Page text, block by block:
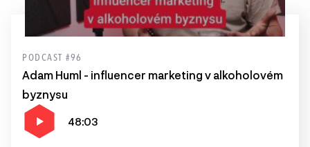
PODCAST #96
Adam Huml - influencer marketing v alkoholovém
byznysu
48:03